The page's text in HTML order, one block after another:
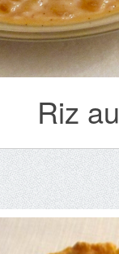
Riz